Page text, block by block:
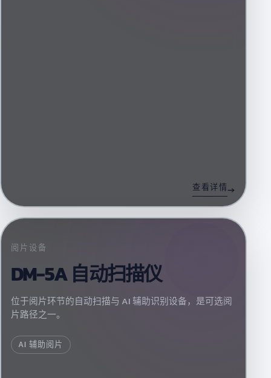
查看详情
阅片设备
DM-5A 自动扫描仪
位于阅片环节的自动扫描与 AI 辅助识别设备，是可选阅
片路径之一。
AI 辅助阅片